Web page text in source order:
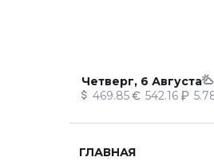
Четверг, 6 Августа
469.85 542.16
ГЛАВНАЯ